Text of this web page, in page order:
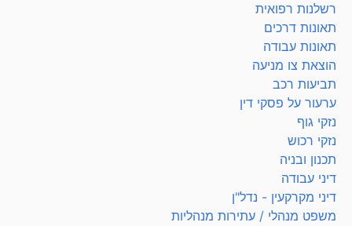
רשלנות רפואית
תאונות דרכים
תאונות עבודה
הוצאת צו מניעה
תביעות רכב
ערעור על פסקי דין
נזקי גוף
נזקי רכוש
תכנון ובניה
דיני עבודה
דיני מקרקעין - נדל"ן
משפט מנהלי / עתירות מנהליות